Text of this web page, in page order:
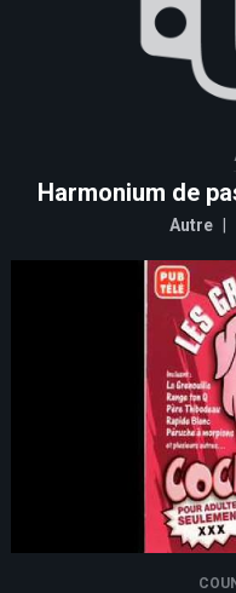
Harmonium de
Autre